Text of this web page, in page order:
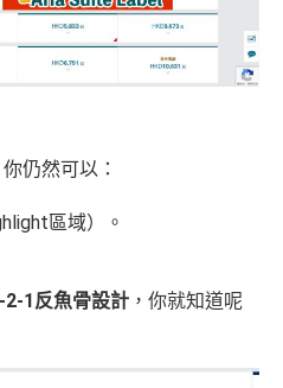
仍然可以：
區域）。
2-1反魚骨設計 ，你就知道呢